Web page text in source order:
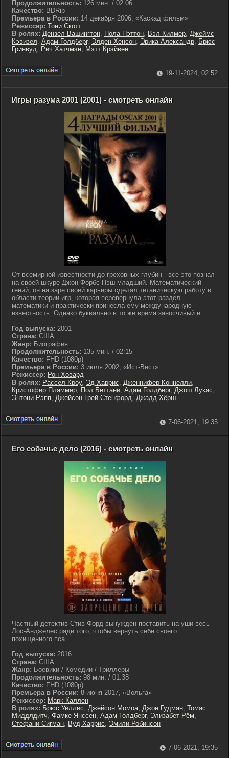
Продолжительность: 126 мин. / 02:06
Качество: BDRip
Премьера в России: 14 декабря 2006, «Каскад фильм»
Режиссер: Тони Скотт
В ролях: Дензел Вашингтон, Пола Пэттон, Вэл Килмер, Джеймс
Кэвизел, Адам Голдберг, Элден Хенсон, Эрика Александр, Брюс
Гринвуд, Рич Хатчмэн, Мэтт Крэйвен
19-11-2024, 02:52
Игры разума 2001 (2001) - смотреть онлайн
От всемирной известности до греховных глубин - все это познал
на своей шкуре Джон Форбс Нэш-младший. Математический
гений, он на заре своей карьеры сделал титаническую работу в
области теории игр, которая перевернула этот раздел
математики и практически принесла ему международную
известность. Однако буквально в то же время заносчивый и...
Год выпуска: 2001
Страна: США
Жанр: Биография
Продолжительность: 135 мин. / 02:15
Качество: FHD (1080p)
Премьера в России: 3 июля 2002, «Ист-Вест»
Режиссер: Рон Ховард
В ролях: Рассел Кроу, Эд Харрис, Дженнифер Коннелли,
Кристофер Пламмер, Пол Беттани, Адам Голдберг, Джош Лукас,
Энтони Рэпп, Джейсон Грей-Стенфорд, Джадд Хёрш
7-06-2021, 19:35
Его собачье дело (2016) - смотреть онлайн
Частный детектив Стив Форд вынужден поставить на уши весь
Лос-Анджелес ради того, чтобы вернуть себе своего
похищенного пса....
Год выпуска: 2016
Страна: США
Жанр: Боевики / Комедии / Триллеры
Продолжительность: 98 мин. / 01:38
Качество: FHD (1080p)
Премьера в России: 8 июня 2017, «Вольга»
Режиссер: Марк Каллен
В ролях: Брюс Уиллис, Джейсон Момоа, Джон Гудман, Томас
Миддлдитч, Фамке Янссен, Адам Голдберг, Элизабет Рём,
Стефани Сигман, Вуд Харрис, Эмили Робинсон
7-06-2021, 19:35